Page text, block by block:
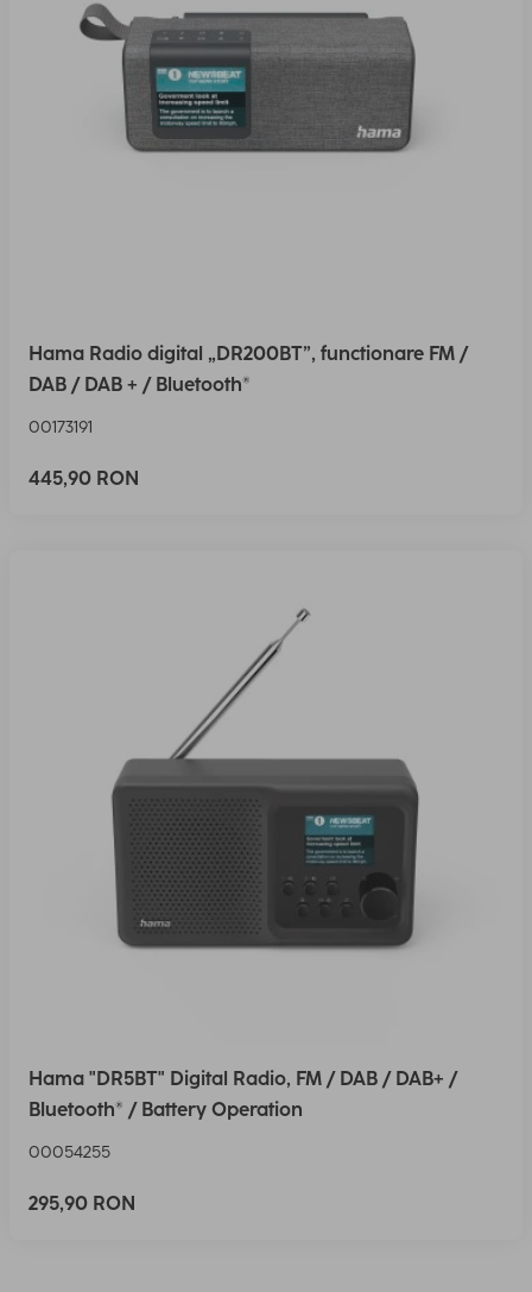
Hama Radio digital „DR200BT”, functionare FM /
DAB / DAB + / Bluetooth®
00173191
445,90 RON
Hama "DR5BT" Digital Radio, FM / DAB / DAB+ /
Bluetooth® / Battery Operation
00054255
295,90 RON